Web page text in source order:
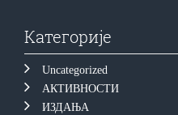
Категорије
Uncategorized
АКТИВНОСТИ
ИЗДАЊА